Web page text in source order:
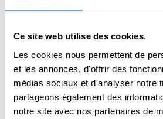
Ce site web utilise des cookies.
Les cookies nous permettent de
et les annonces, d'offrir des
médias sociaux et d'analyser notre
partageons également des
notre site avec nos partenaires de